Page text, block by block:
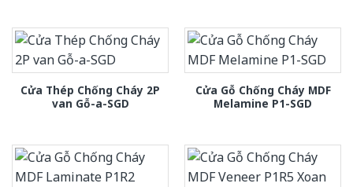
Cửa Thép Chống Cháy 2P
van Gỗ-a-SGD
Cửa Gỗ Chống Cháy MDF
Melamine P1-SGD